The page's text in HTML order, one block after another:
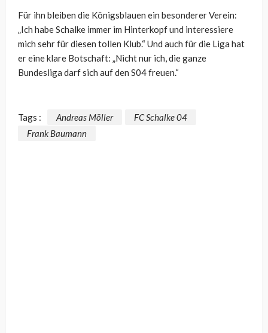
Für ihn bleiben die Königsblauen ein besonderer Verein:
„Ich habe Schalke immer im Hinterkopf und interessiere
mich sehr für diesen tollen Klub.“ Und auch für die Liga hat
er eine klare Botschaft: „Nicht nur ich, die ganze
Bundesliga darf sich auf den S04 freuen.“
Tags : Andreas Möller
FC Schalke 04
Frank Baumann